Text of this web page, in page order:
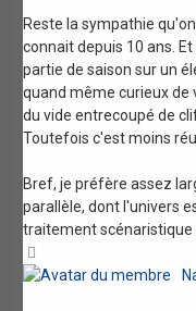
Reste la sympathie
connait depuis 10 ans.
partie de saison sur un
quand même curieux de
du vide entrecoupé de
Toutefois c'est moins
Bref, je préfère assez
parallèle, dont l'univers
traitement scénaristique